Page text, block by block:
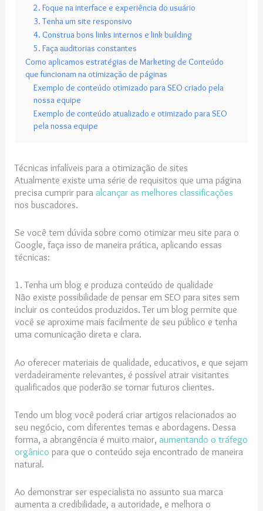
2. Foque na interface e experiência do usuário
3. Tenha um site responsivo
4. Construa bons links internos e link building
5. Faça auditorias constantes
Como aplicamos estratégias de Marketing de Conteúdo
que funcionam na otimização de páginas
Exemplo de conteúdo otimizado para SEO criado pela
nossa equipe
Exemplo de conteúdo atualizado e otimizado para SEO
pela nossa equipe
Técnicas infalíveis para a otimização de sites
Atualmente existe uma série de requisitos que uma página
precisa cumprir paraalcançar as melhores classificações
nos buscadores.
Se você tem dúvida sobre como otimizar meu site para o
Google, faça isso de maneira prática, aplicando essas
técnicas:
1. Tenha um blog e produza conteúdo de qualidade
Não existe possibilidade de pensar em SEO para sites sem
incluir os conteúdos produzidos. Ter um blog permite que
você se aproxime mais facilmente de seu público e tenha
uma comunicação direta e clara.
Ao oferecer materiais de qualidade, educativos, e que sejam
verdadeiramente relevantes, é possível atrair visitantes
qualificados que poderão se tornar futuros clientes.
Tendo um blog você poderá criar artigos relacionados ao
seu negócio, com diferentes temas e abordagens. Dessa
forma, a abrangência é muito maior,aumentando o tráfego
orgânico para que o conteúdo seja encontrado de maneira
natural.
Ao demonstrar ser especialista no assunto sua marca
aumenta a credibilidade, a autoridade, e melhora o